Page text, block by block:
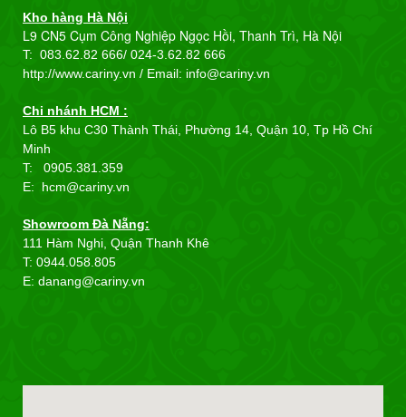
Kho hàng Hà Nội
L9 CN5 Cụm Công Nghiệp Ngọc Hồi, Thanh Trì, Hà Nội
T: 083.62.82 666/ 024-3.62.82 666
http://www.cariny.vn / Email: info@cariny.vn
Chi nhánh HCM :
Lô B5 khu C30 Thành Thái, Phường 14, Quận 10, Tp Hồ Chí
Minh
T: 0905.381.359
E: hcm@cariny.vn
Showroom Đà Nẵng:
111 Hàm Nghi, Quận Thanh Khê
T: 0944.058.805
E: danang@cariny.vn